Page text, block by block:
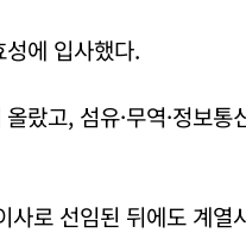
에 입사했다.
랐고, 섬유·무역·정보
사로 선임된 뒤에도 계열